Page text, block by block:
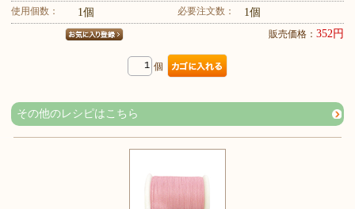
使用個数： 1個 必要注文数： 1個
販売価格： 352円
個
その他のレシピはこちら